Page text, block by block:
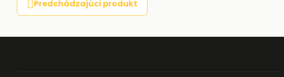
Predchádzajúci produkt